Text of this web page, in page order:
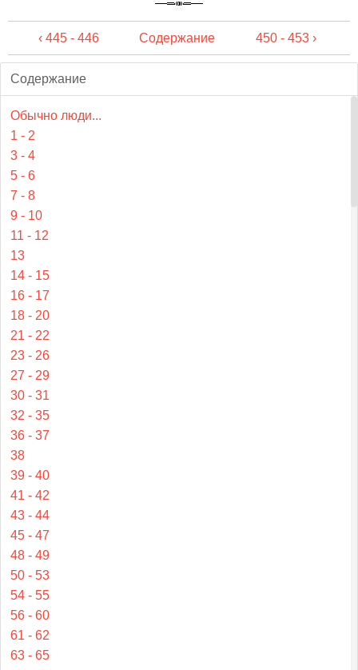
‹ 445 - 446 Содержание 450 - 453 ›
Содержание
Обычно люди...
1 - 2
3 - 4
5 - 6
7 - 8
9 - 10
11 - 12
13
14 - 15
16 - 17
18 - 20
21 - 22
23 - 26
27 - 29
30 - 31
32 - 35
36 - 37
38
39 - 40
41 - 42
43 - 44
45 - 47
48 - 49
50 - 53
54 - 55
56 - 60
61 - 62
63 - 65